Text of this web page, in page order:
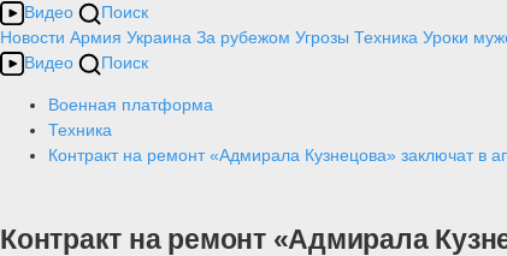
Видео
Поиск
Новости Армия Украина За рубежом Угрозы Техника Уроки
Видео
Поиск
Военная платформа
Техника
Контракт на ремонт «Адмирала Кузнецова» заключат в
Контракт на ремонт «Адмирала